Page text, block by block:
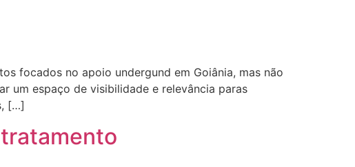
focados no apoio undergund em Goiânia, mas não
um espaço de visibilidade e relevância paras
[…]